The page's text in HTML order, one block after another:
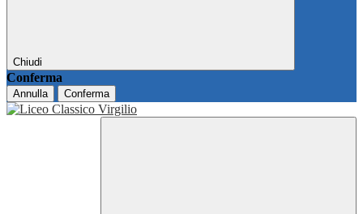
Chiudi
Conferma
Annulla Conferma